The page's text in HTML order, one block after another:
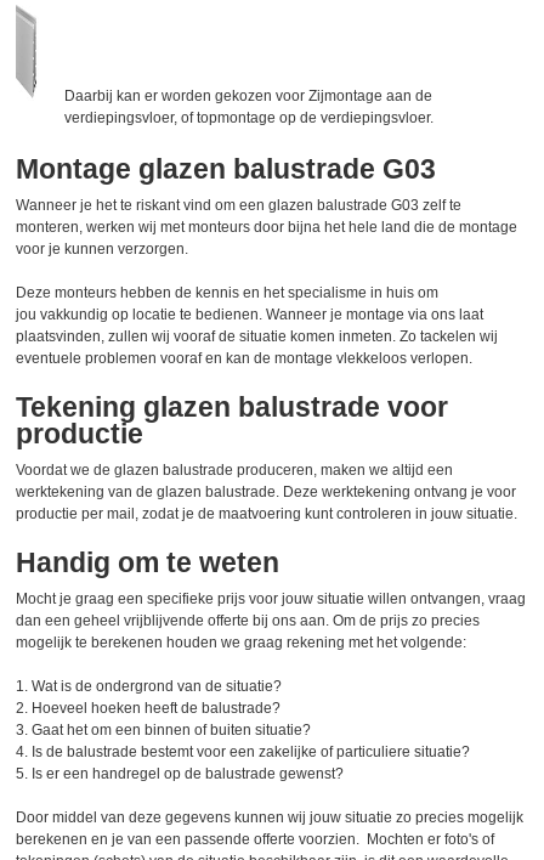
Daarbij kan er worden gekozen voor Zijmontage aan de
verdiepingsvloer, of topmontage op de verdiepingsvloer.
Montage glazen balustrade G03
Wanneer je het te riskant vind om een glazen balustrade G03 zelf te
monteren, werken wij met monteurs door bijna het hele land die de montage
voor je kunnen verzorgen.
Deze monteurs hebben de kennis en het specialisme in huis om
jou vakkundig op locatie te bedienen. Wanneer je montage via ons laat
plaatsvinden, zullen wij vooraf de situatie komen inmeten. Zo tackelen wij
eventuele problemen vooraf en kan de montage vlekkeloos verlopen.
Tekening glazen balustrade voor
productie
Voordat we de glazen balustrade produceren, maken we altijd een
werktekening van de glazen balustrade. Deze werktekening ontvang je voor
productie per mail, zodat je de maatvoering kunt controleren in jouw situatie.
Handig om te weten
Mocht je graag een specifieke prijs voor jouw situatie willen ontvangen, vraag
dan een geheel vrijblijvende offerte bij ons aan. Om de prijs zo precies
mogelijk te berekenen houden we graag rekening met het volgende:
1. Wat is de ondergrond van de situatie?
2. Hoeveel hoeken heeft de balustrade?
3. Gaat het om een binnen of buiten situatie?
4. Is de balustrade bestemt voor een zakelijke of particuliere situatie?
5. Is er een handregel op de balustrade gewenst?
Door middel van deze gegevens kunnen wij jouw situatie zo precies mogelijk
berekenen en je van een passende offerte voorzien. Mochten er foto's of